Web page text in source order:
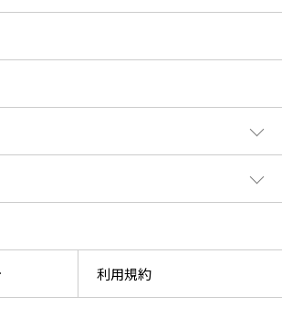
利用規約